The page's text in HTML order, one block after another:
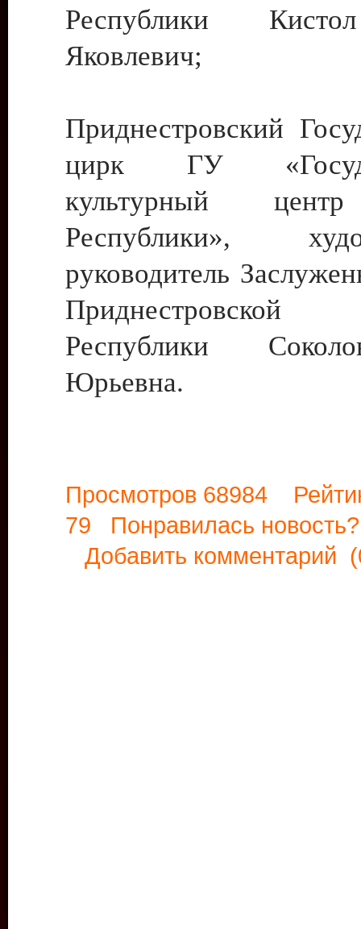
Республики
Яковлевич;
Приднестровский
цирк ГУ
культурный
Республики»,
руководитель
Приднестровской
Республики
Юрьевна.
Просмотров 68984
79 Понравилась
Добавить комментарий